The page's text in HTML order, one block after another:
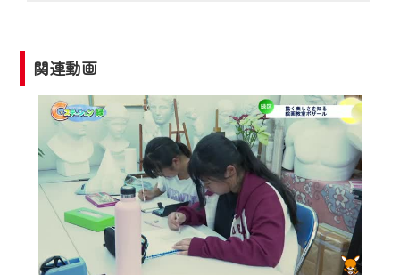
関連動画
2024年9月24日からはご加入者様へのサー
ビス向上のため、
『CCNet Web TV』を利用いただくには、
一部コンテンツを除き、
CCNetサービスへの加入と『CCNetマイ
ページ※』へのログインが必要となりま
す。
何卒、ご理解ご了承の程よろしくお願い
いたします。